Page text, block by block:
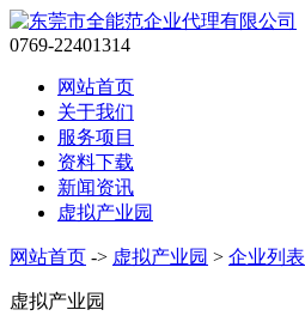
0769-22401314
网站首页
关于我们
服务项目
资料下载
新闻资讯
虚拟产业园
网站首页 -> 虚拟产业园 > 企业列表
虚拟产业园